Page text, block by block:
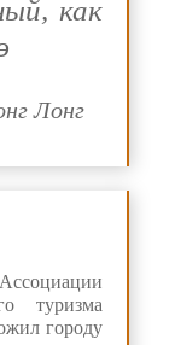
как
Лонг
туризма
городу